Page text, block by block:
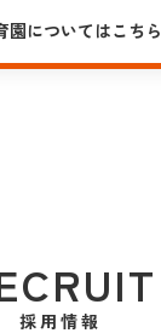
園についてはこちら
採用情報